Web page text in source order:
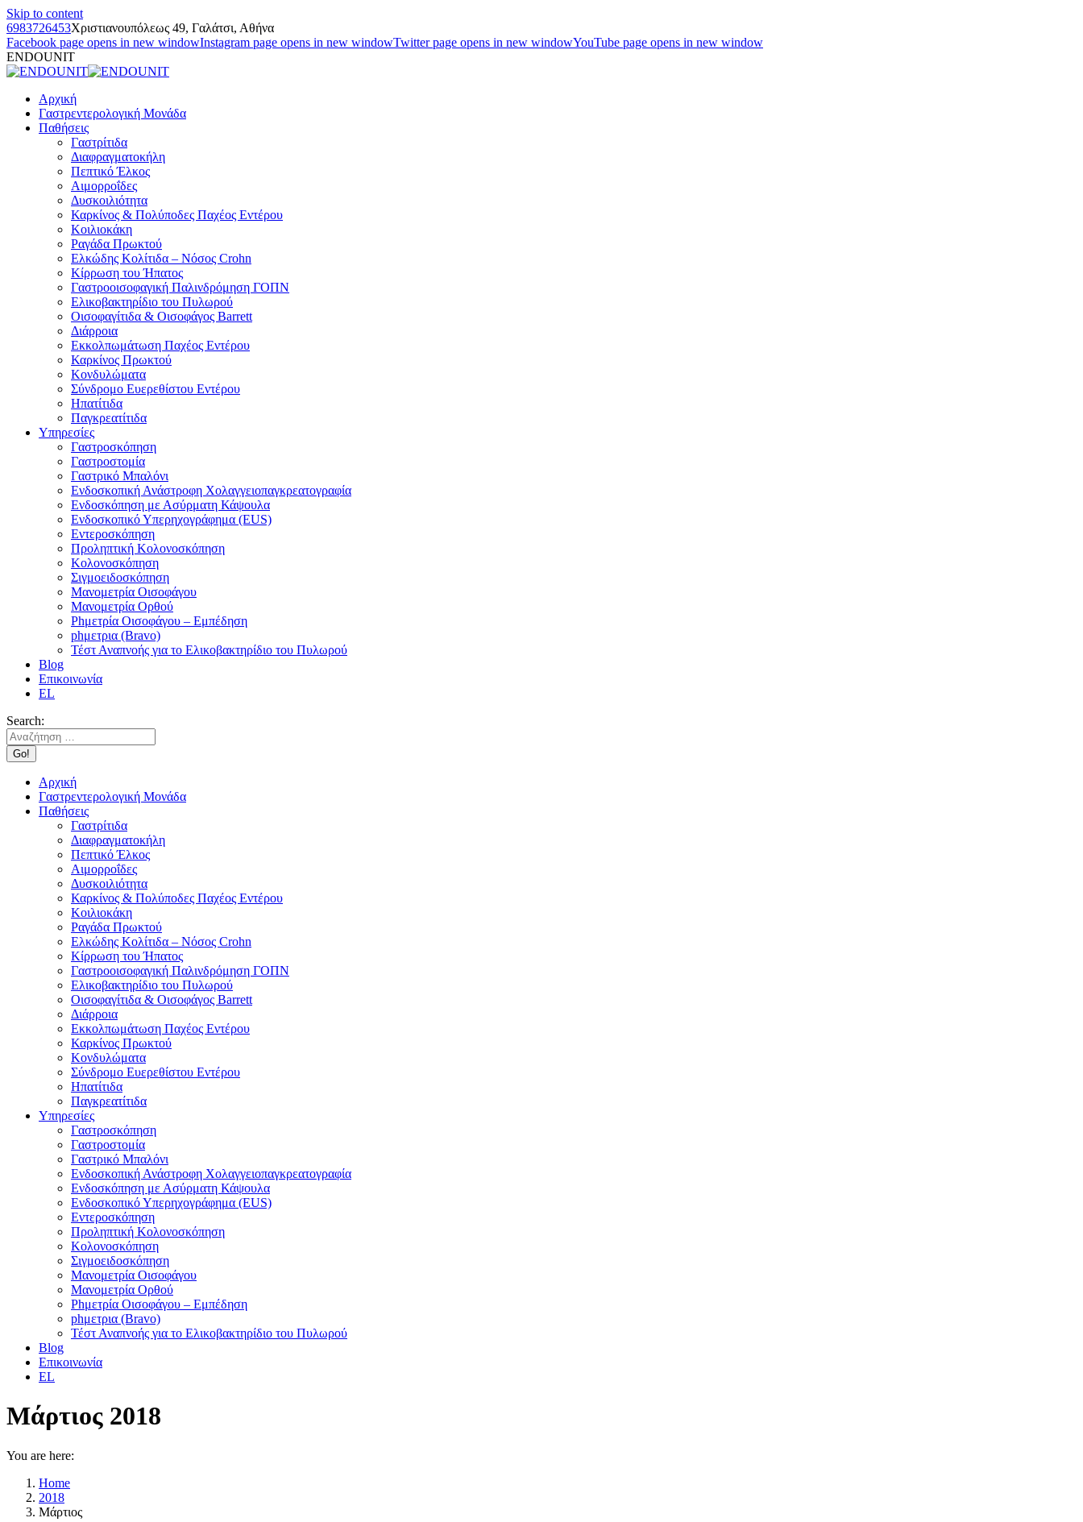
Skip to content
6983726453Χριστιανουπόλεως 49, Γαλάτσι, Αθήνα
Facebook page opens in new windowInstagram page opens in new windowTwitter page opens in new windowYouTube page opens in new window
ENDOUNIT
Αρχική
Γαστρεντερολογική Μονάδα
Παθήσεις
Γαστρίτιδα
Διαφραγματοκήλη
Πεπτικό Έλκος
Αιμορροΐδες
Δυσκοιλιότητα
Καρκίνος & Πολύποδες Παχέος Εντέρου
Κοιλιοκάκη
Ραγάδα Πρωκτού
Ελκώδης Κολίτιδα – Νόσος Crohn
Κίρρωση του Ήπατος
Γαστροοισοφαγική Παλινδρόμηση ΓΟΠΝ
Ελικοβακτηρίδιο του Πυλωρού
Οισοφαγίτιδα & Οισοφάγος Barrett
Διάρροια
Εκκολπωμάτωση Παχέος Εντέρου
Καρκίνος Πρωκτού
Κονδυλώματα
Σύνδρομο Ευερεθίστου Εντέρου
Ηπατίτιδα
Παγκρεατίτιδα
Υπηρεσίες
Γαστροσκόπηση
Γαστροστομία
Γαστρικό Μπαλόνι
Ενδοσκοπική Ανάστροφη Χολαγγειοπαγκρεατογραφία
Ενδοσκόπηση με Ασύρματη Κάψουλα
Ενδοσκοπικό Υπερηχογράφημα (EUS)
Εντεροσκόπηση
Προληπτική Κολονοσκόπηση
Κολονοσκόπηση
Σιγμοειδοσκόπηση
Μανομετρία Οισοφάγου
Μανομετρία Ορθού
Phμετρία Οισοφάγου – Εμπέδηση
phμετρια (Bravo)
Τέστ Αναπνοής για το Ελικοβακτηρίδιο του Πυλωρού
Blog
Επικοινωνία
EL
Search:
Αρχική
Γαστρεντερολογική Μονάδα
Παθήσεις
Γαστρίτιδα
Διαφραγματοκήλη
Πεπτικό Έλκος
Αιμορροΐδες
Δυσκοιλιότητα
Καρκίνος & Πολύποδες Παχέος Εντέρου
Κοιλιοκάκη
Ραγάδα Πρωκτού
Ελκώδης Κολίτιδα – Νόσος Crohn
Κίρρωση του Ήπατος
Γαστροοισοφαγική Παλινδρόμηση ΓΟΠΝ
Ελικοβακτηρίδιο του Πυλωρού
Οισοφαγίτιδα & Οισοφάγος Barrett
Διάρροια
Εκκολπωμάτωση Παχέος Εντέρου
Καρκίνος Πρωκτού
Κονδυλώματα
Σύνδρομο Ευερεθίστου Εντέρου
Ηπατίτιδα
Παγκρεατίτιδα
Υπηρεσίες
Γαστροσκόπηση
Γαστροστομία
Γαστρικό Μπαλόνι
Ενδοσκοπική Ανάστροφη Χολαγγειοπαγκρεατογραφία
Ενδοσκόπηση με Ασύρματη Κάψουλα
Ενδοσκοπικό Υπερηχογράφημα (EUS)
Εντεροσκόπηση
Προληπτική Κολονοσκόπηση
Κολονοσκόπηση
Σιγμοειδοσκόπηση
Μανομετρία Οισοφάγου
Μανομετρία Ορθού
Phμετρία Οισοφάγου – Εμπέδηση
phμετρια (Bravo)
Τέστ Αναπνοής για το Ελικοβακτηρίδιο του Πυλωρού
Blog
Επικοινωνία
EL
Μάρτιος 2018
You are here:
Home
2018
Μάρτιος